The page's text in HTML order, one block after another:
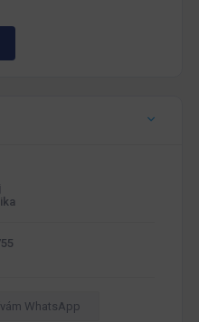
WhatsApp